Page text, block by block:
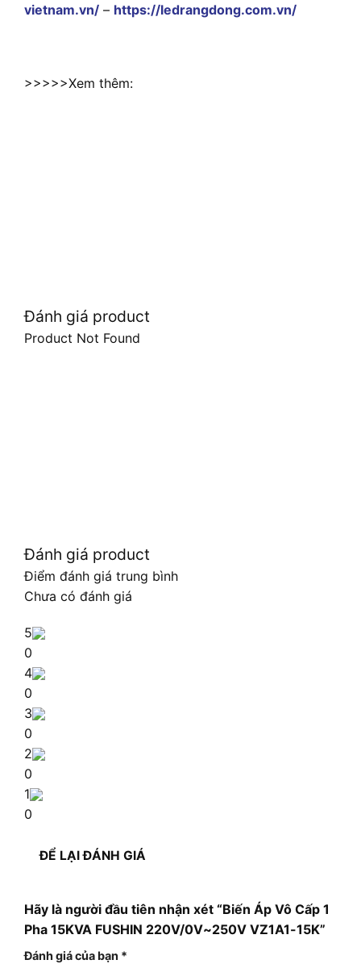
vietnam.vn/ – https://ledrangdong.com.vn/
>>>>>Xem thêm:
Đánh giá product
Product Not Found
Đánh giá product
Điểm đánh giá trung bình
Chưa có đánh giá
5
0
4
0
3
0
2
0
1
0
ĐỂ LẠI ĐÁNH GIÁ
Hãy là người đầu tiên nhận xét “Biến Áp Vô Cấp 1
Pha 15KVA FUSHIN 220V/0V~250V VZ1A1-15K”
Đánh giá của bạn *